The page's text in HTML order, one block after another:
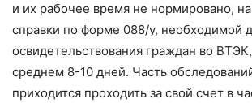
и их рабочее время не нормировано,
справки по форме 088/у, необходимой
освидетельствования граждан во
среднем 8-10 дней. Часть
приходится проходить за свой счет в